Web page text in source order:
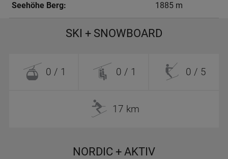
Seehöhe Berg: 1885 m
SKI + SNOWBOARD
0 / 1 0 / 1 0 / 5
17 km
NORDIC + AKTIV